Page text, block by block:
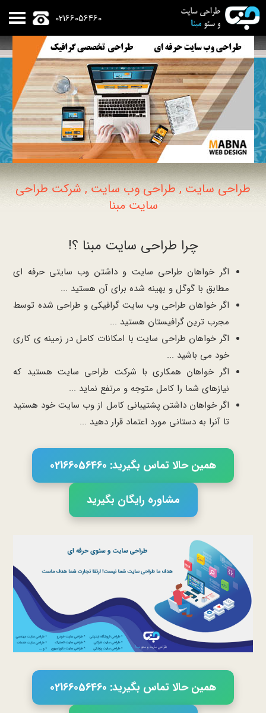
02166056460
طراحی سایت , طراحی وب سایت , شرکت طراحی
سایت مبنا
چرا طراحی سایت مبنا ؟!
اگر خواهان طراحی سایت و داشتن وب سایتی حرفه ای
مطابق با گوگل و بهینه شده برای آن هستید ...
اگر خواهان طراحی وب سایت گرافیکی و طراحی شده توسط
مجرب ترین گرافیستان هستید ...
اگر خواهان طراحی سایت با امکانات کامل در زمینه ی کاری
خود می باشید ...
اگر خواهان همکاری با شرکت طراحی سایت هستید که
نیازهای شما را کامل متوجه و مرتفع نماید ...
اگر خواهان داشتن پشتیبانی کامل از وب سایت خود هستید
تا آنرا به دستانی مورد اعتماد قرار دهید ...
همین حالا تماس بگیرید: 02166056460
مشاوره رایگان بگیرید
همین حالا تماس بگیرید: 02166056460